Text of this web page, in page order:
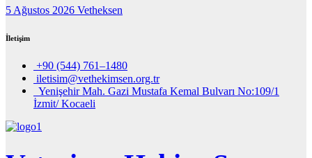
5 Ağustos 2026 Vetheksen
İletişim
+90 (544) 761–1480
iletisim@vethekimsen.org.tr
Yenişehir Mah. Gazi Mustafa Kemal Bulvarı No:109/1
İzmit/ Kocaeli